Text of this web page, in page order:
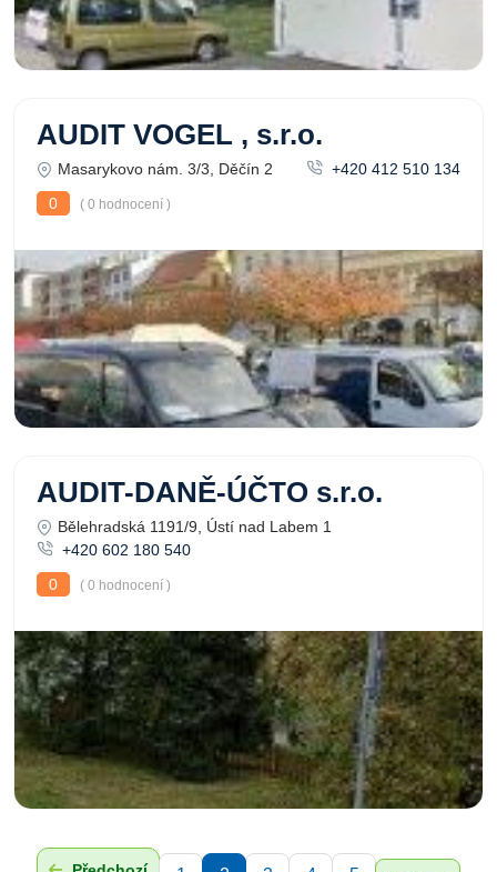
AUDIT VOGEL , s.r.o.
Masarykovo nám. 3/3, Děčín 2
+420 412 510 134
0
( 0 hodnocení )
AUDIT-DANĚ-ÚČTO s.r.o.
Bělehradská 1191/9, Ústí nad Labem 1
+420 602 180 540
0
( 0 hodnocení )